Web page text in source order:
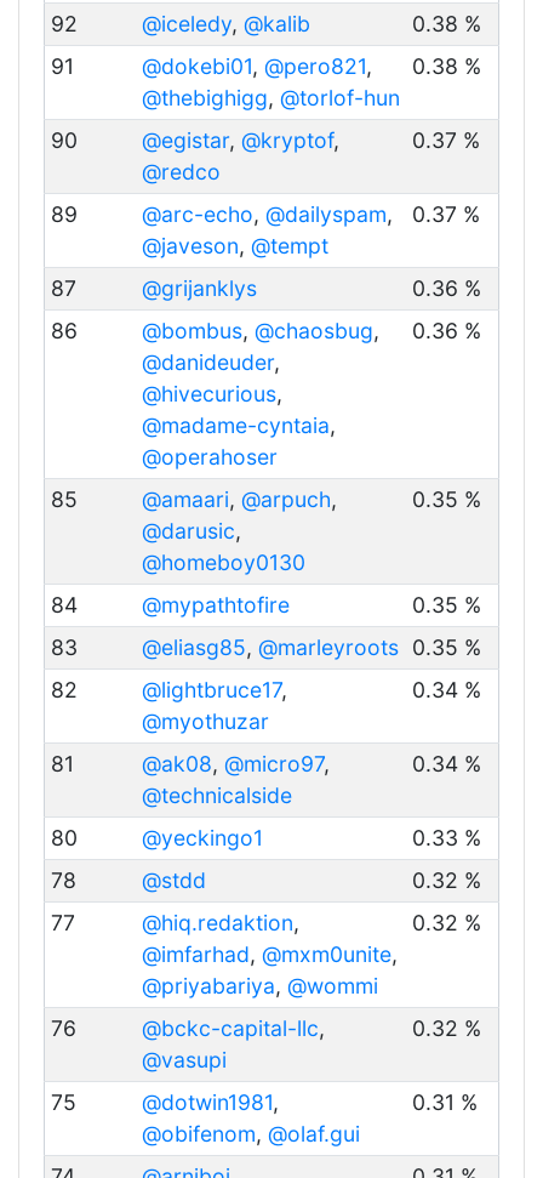
92 @iceledy, @kalib
0.38 %
91
@dokebi01, @pero821,
@thebighigg, @torlof-hun
0.38 %
90 @egistar, @kryptof,
@redco
0.37 %
89 @arc-echo, @dailyspam,
@javeson, @tempt
0.37 %
87 @grijanklys
0.36 %
86
@bombus, @chaosbug,
@danideuder,
@hivecurious,
@madame-cyntaia,
@operahoser
0.36 %
85 @amaari, @arpuch,
@darusic,
@homeboy0130
0.35 %
84 @mypathtofire
0.35 %
83
@eliasg85, @marleyroots 0.35 %
82
@lightbruce17,
@myothuzar
0.34 %
81 @ak08, @micro97,
@technicalside
0.34 %
80 @yeckingo1
0.33 %
78
@stdd
0.32 %
77
@hiq.redaktion,
@imfarhad, @mxm0unite,
@priyabariya, @wommi
0.32 %
76 @bckc-capital-llc,
@vasupi
0.32 %
75 @dotwin1981,
@obifenom, @olaf.gui
0.31 %